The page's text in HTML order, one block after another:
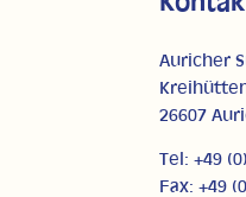
Auricher
26607
Tel: +49
Fax: +49